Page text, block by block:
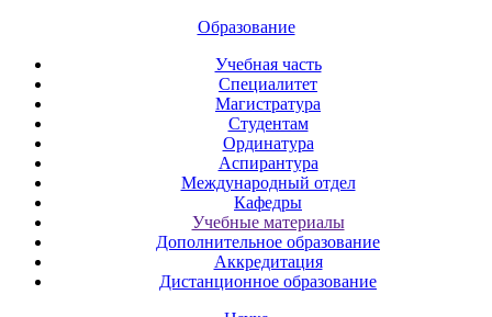
Образование
Учебная часть
Специалитет
Магистратура
Студентам
Ординатура
Аспирантура
Международный отдел
Кафедры
Учебные материалы
Дополнительное образование
Аккредитация
Дистанционное образование